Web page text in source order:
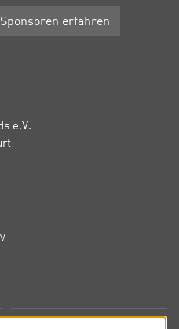
erfahren
e.V.